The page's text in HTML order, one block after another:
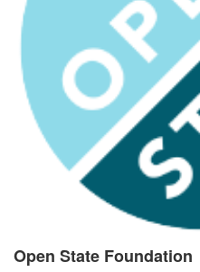
Open State Foundation